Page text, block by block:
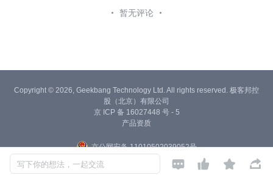
暂无评论
写下你的想法，一起交流    
Copyright © 2026, Geekbang Technology Ltd. All rights reserved. 极客邦控
股（北京）有限公司
京 ICP 备 16027448 号 - 5
产品资质
京公网安备 11010502039052号